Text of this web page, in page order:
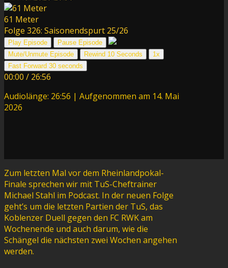
61 Meter
Folge 326: Saisonendspurt 25/26
Play Episode
Pause Episode
Mute/Unmute Episode
Rewind 10 Seconds
1x
Fast Forward 30 seconds
00:00 / 26:56
Audiolänge: 26:56 | Aufgenommen am 14. Mai
2026
Zum letzten Mal vor dem Rheinlandpokal-
Finale sprechen wir mit TuS-Cheftrainer
Michael Stahl im Podcast. In der neuen Folge
geht’s um die letzten Partien der TuS, das
Koblenzer Duell gegen den FC RWK am
Wochenende und auch darum, wie die
Schängel die nächsten zwei Wochen angehen
werden.